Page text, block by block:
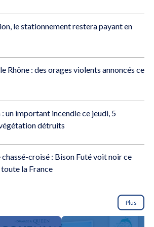
le stationnement restera payant en
Rhône : des orages violents annoncés ce
: un important incendie ce jeudi, 5
détruits
croisé : Bison Futé voit noir ce
la France
Plus